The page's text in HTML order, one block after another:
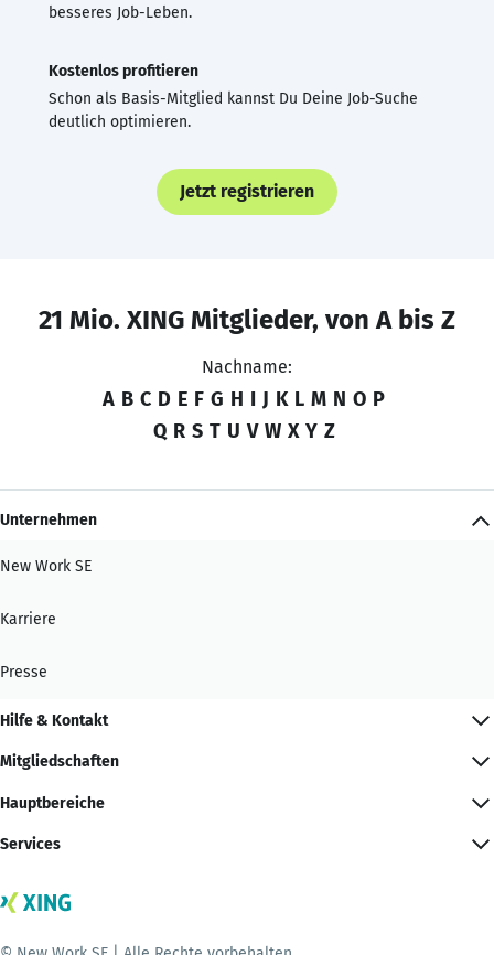
besseres Job-Leben.
Kostenlos profitieren
Schon als Basis-Mitglied kannst Du Deine Job-Suche
deutlich optimieren.
Jetzt registrieren
21 Mio. XING Mitglieder, von A bis Z
Nachname:
A B C D E F G H I J K L M N O P
Q R S T U V W X Y Z
Unternehmen
New Work SE
Karriere
Presse
Hilfe & Kontakt
Mitgliedschaften
Hauptbereiche
Services